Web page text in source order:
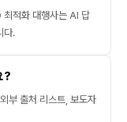
최적화 대행사는 AI 답
다.
?
부 출처 리스트, 보도자